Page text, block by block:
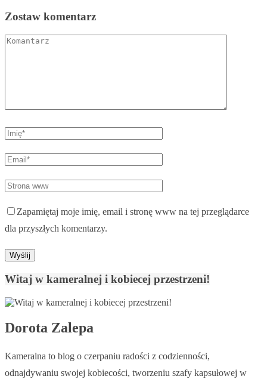
Zostaw komentarz
Zapamiętaj moje imię, email i stronę www na tej przeglądarce
dla przyszłych komentarzy.
Witaj w kameralnej i kobiecej przestrzeni!
Dorota Zalepa
Kameralna to blog o czerpaniu radości z codzienności,
odnajdywaniu swojej kobiecości, tworzeniu szafy kapsułowej w